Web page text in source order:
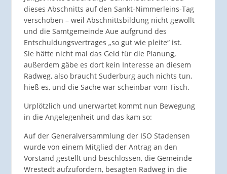
dieses Abschnitts auf den Sankt-Nimmerleins-Tag
verschoben – weil Abschnittsbildung nicht gewollt
und die Samtgemeinde Aue aufgrund des
Entschuldungsvertrages „so gut wie pleite“ ist.
Sie hätte nicht mal das Geld für die Planung,
außerdem gäbe es dort kein Interesse an diesem
Radweg, also braucht Suderburg auch nichts tun,
hieß es, und die Sache war scheinbar vom Tisch.
Urplötzlich und unerwartet kommt nun Bewegung
in die Angelegenheit und das kam so:
Auf der Generalversammlung der ISO Stadensen
wurde von einem Mitglied der Antrag an den
Vorstand gestellt und beschlossen, die Gemeinde
Wrestedt aufzufordern, besagten Radweg in die